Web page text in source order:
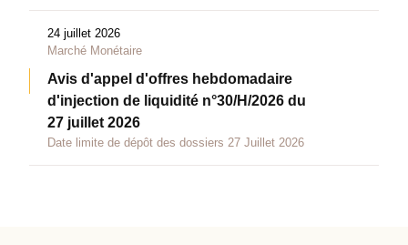
24 juillet 2026
Marché Monétaire
Avis d'appel d'offres hebdomadaire
d'injection de liquidité n°30/H/2026 du
27 juillet 2026
Date limite de dépôt des dossiers 27 Juillet 2026